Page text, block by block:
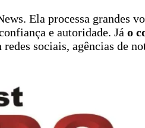
Ela processa grandes
e autoridade. Já o
sociais, agências de